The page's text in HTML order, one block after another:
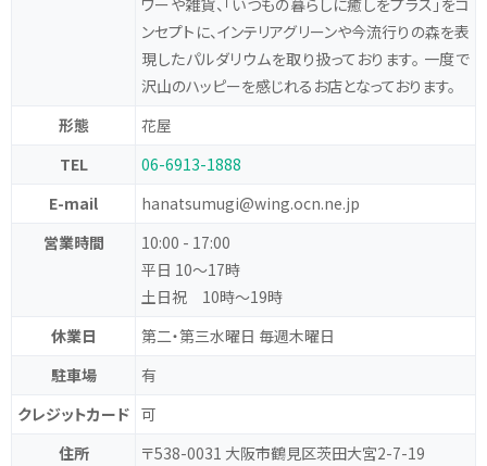
ワーや雑貨、「いつもの暮らしに癒しをプラス」をコ
ンセプトに、インテリアグリーンや今流行りの森を表
現したパルダリウムを取り扱っております。 一度で
沢山のハッピーを感じれるお店となっております。
形態
花屋
TEL
06-6913-1888
E-mail
hanatsumugi@wing.ocn.ne.jp
営業時間
10:00 - 17:00
平日 10〜17時
土日祝 10時〜19時
休業日
第二・第三水曜日 毎週木曜日
駐車場
有
クレジットカード 可
住所
〒538-0031 大阪市鶴見区茨田大宮2-7-19